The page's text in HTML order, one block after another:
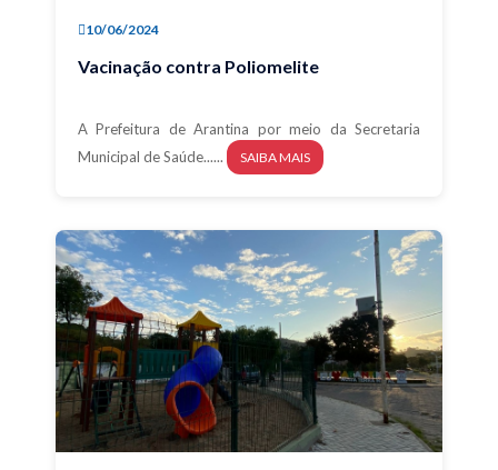
10/06/2024
Vacinação contra Poliomelite
A Prefeitura de Arantina por meio da Secretaria
Municipal de Saúde......
SAIBA MAIS